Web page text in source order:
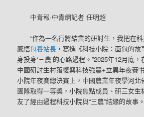
中青報·中青網記者 任明超
“作為一名行將結業的研討生，我把在
感悟包養站長 ，寫進《科技小院：面包的
身投身‘三農’的心路過程。”2025年12月底
中國研討生村落復興科技強農+立異年夜賽“
小院年夜賽總決賽上，中國農業年夜學河
團隊取得一等獎，小院焦點成員、研三女生
友了經由過程科技小院與“三農”結緣的故事。